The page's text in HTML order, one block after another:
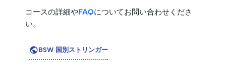
コースの詳細やFAQについてお問い合わせくださ
い。
BSW 国別ストリンガー